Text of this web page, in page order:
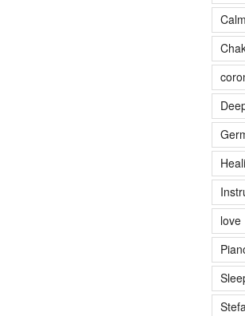
love